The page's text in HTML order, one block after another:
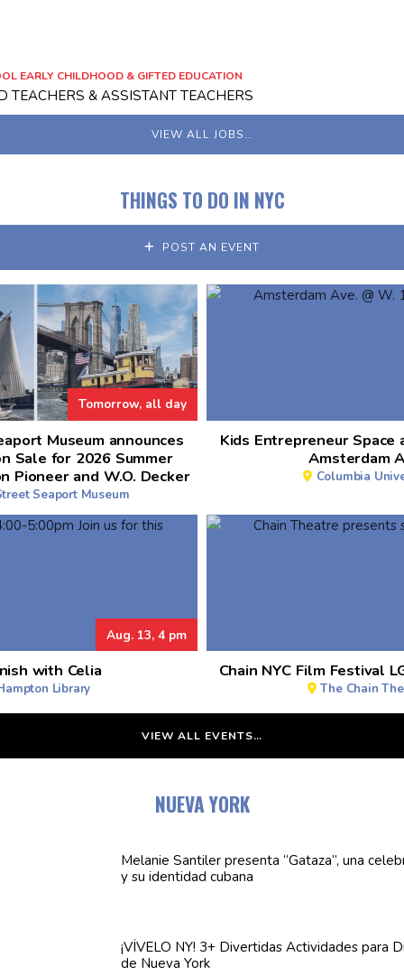
EARLY CHILDHOOD & GIFTED EDUCATION
TEACHERS & ASSISTANT TEACHERS
VIEW ALL JOBS…
THINGS TO DO IN NYC
POST AN EVENT
Tomorrow, all day
Museum announces
Sale for 2026 Summer
Pioneer and W.O. Decker
Seaport Museum
Kids Entrepreneur
Amsterdam
Columbia
Aug. 13, 4 pm
with Celia
Library
Chain NYC Film Festival
The Chain
VIEW ALL EVENTS…
NUEVA YORK
Melanie Santiler presenta “Gataza”, una
y su identidad cubana
¡VÍVELO NY! 3+ Divertidas Actividadespara
de Nueva York